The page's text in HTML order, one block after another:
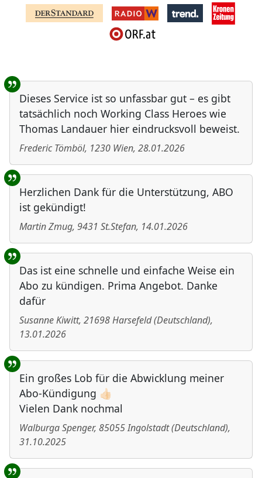
Benutzer-Rückmeldungen
Dieses Service ist so unfassbar gut – es gibt
tatsächlich noch Working Class Heroes wie
Thomas Landauer hier eindrucksvoll beweist.
Frederic Tömböl, 1230 Wien, 28.01.2026
Herzlichen Dank für die Unterstützung, ABO
ist gekündigt!
Martin Zmug, 9431 St.Stefan, 14.01.2026
Das ist eine schnelle und einfache Weise ein
Abo zu kündigen. Prima Angebot. Danke
dafür
Susanne Kiwitt, 21698Harsefeld(Deutschland),
13.01.2026
Ein großes Lob für die Abwicklung meiner
Abo-Kündigung 👍🏻
Vielen Dank nochmal
Walburga Spenger, 85055Ingolstadt(Deutschland),
31.10.2025